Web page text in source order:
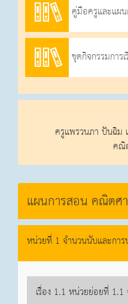
คู่มือครูและแผนการจัดก
ชุดกิจกรรมการเรียน
ครูแพรวนภา ปันฉิม
คณิ
แผนการสอน คณิตศ
หน่วยที่ 1 จำนวนนับและกา
เรื่อง 1.1 หน่วยย่อยที่